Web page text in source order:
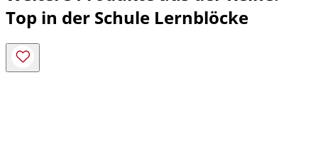
Top in der Schule Lernblöcke